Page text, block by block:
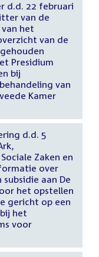
d.d. 22 februari
van de
het
van de
Presidium
bij
van
Kamer
d.d. 5
Zaken en
over
aan De
het opstellen
gericht op een
het
voor